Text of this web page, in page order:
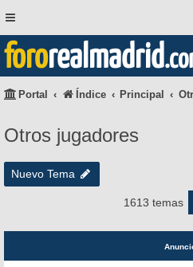
fororealmadrid
Portal Índice Principal
Otros jugadores
Nuevo Tema
1613 temas